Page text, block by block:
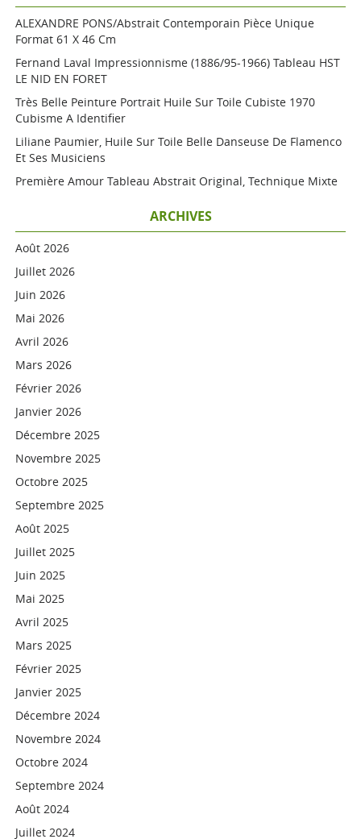
ALEXANDRE PONS/Abstrait Contemporain Pièce Unique
Format 61 X 46 Cm
Fernand Laval Impressionnisme (1886/95-1966) Tableau HST
LE NID EN FORET
Très Belle Peinture Portrait Huile Sur Toile Cubiste 1970
Cubisme A Identifier
Liliane Paumier, Huile Sur Toile Belle Danseuse De Flamenco
Et Ses Musiciens
Première Amour Tableau Abstrait Original, Technique Mixte
ARCHIVES
Août 2026
Juillet 2026
Juin 2026
Mai 2026
Avril 2026
Mars 2026
Février 2026
Janvier 2026
Décembre 2025
Novembre 2025
Octobre 2025
Septembre 2025
Août 2025
Juillet 2025
Juin 2025
Mai 2025
Avril 2025
Mars 2025
Février 2025
Janvier 2025
Décembre 2024
Novembre 2024
Octobre 2024
Septembre 2024
Août 2024
Juillet 2024